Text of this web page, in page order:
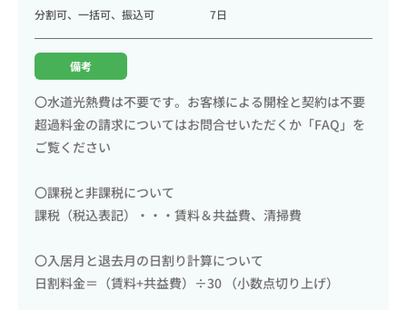
分割可、一括可、振込可 7日
備考
〇水道光熱費は不要です。お客様による開栓と契約は不要
超過料金の請求についてはお問合せいただくか「FAQ」を
ご覧ください
〇課税と非課税について
課税（税込表記）・・・賃料＆共益費、清掃費
〇入居月と退去月の日割り計算について
日割料金＝（賃料+共益費）÷30 （小数点切り上げ）